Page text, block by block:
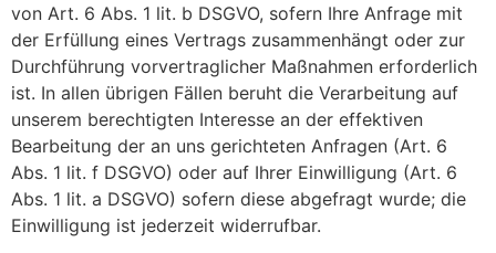
von Art. 6 Abs. 1 lit. b DSGVO, sofern Ihre Anfrage mit
der Erfüllung eines Vertrags zusammenhängt oder zur
Durchführung vorvertraglicher Maßnahmen erforderlich
ist. In allen übrigen Fällen beruht die Verarbeitung auf
unserem berechtigten Interesse an der effektiven
Bearbeitung der an uns gerichteten Anfragen (Art. 6
Abs. 1 lit. f DSGVO) oder auf Ihrer Einwilligung (Art. 6
Abs. 1 lit. a DSGVO) sofern diese abgefragt wurde; die
Einwilligung ist jederzeit widerrufbar.